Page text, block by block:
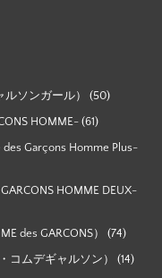
ルソンガール） (50)
HOMME- (61)
Garçons Homme Plus-
HOMME DEUX-
des GARCONS） (74)
コムデギャルソン） (14)